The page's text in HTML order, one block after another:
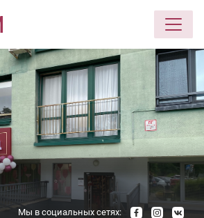
содержанию
Мы в социальных сетях: